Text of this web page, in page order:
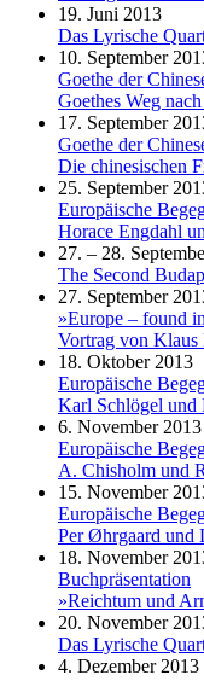
19. Juni 2013
Das Lyrische
10. September
Goethe der
Goethes Weg
17. September
Goethe der
Die chinesischen
25. September
Europäische
Horace Engdahl
27. – 28.
The Second
27. September
»Europe – found
Vortrag von Klaus
18. Oktober 2013
Europäische
Karl Schlögel und
6. November 2013
Europäische
A. Chisholm und
15. November
Europäische
Per Øhrgaard und
18. November
Buchpräsentation
»Reichtum und
20. November
Das Lyrische
4. Dezember 2013